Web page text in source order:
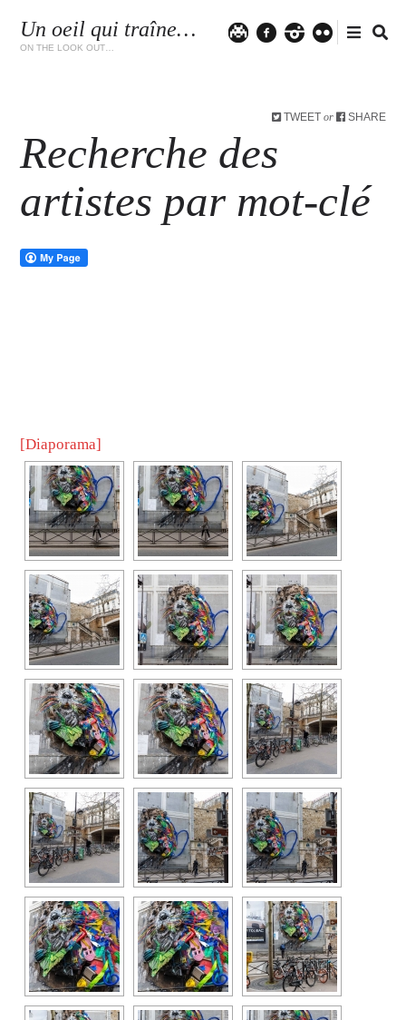
Un oeil qui traîne…
ON THE LOOK OUT…
TWEET or SHARE
Recherche des
artistes par mot-clé
[Diaporama]